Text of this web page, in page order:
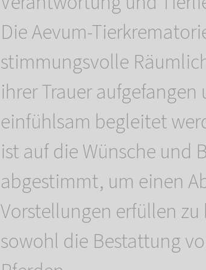
Die Aevum-
stimmungsvolle
ihrer Trauer
einfühlsam begleitet
ist auf die Wünsche und
abgestimmt, um einen
Vorstellungen erfüllen
sowohl die Bestattung